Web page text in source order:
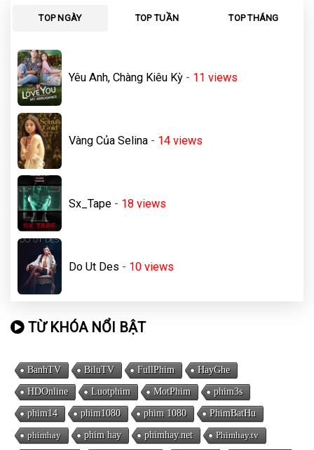
TOP NGÀY TOP TUẦN TOP THÁNG
Yêu Anh, Chàng Kiêu Kỳ - 11 views
Vàng Của Selina - 14views
Sx_Tape - 18views
Do Ut Des - 10views
TỪ KHÓA NỔI BẬT
BanhTV BiluTV FullPhim HayGhe
HDOnline Luotphim MotPhim phim3s
phim14 phim1080 phim 1080 PhimBatHu
phimhay phim hay phimhay.net Phimhay.tv